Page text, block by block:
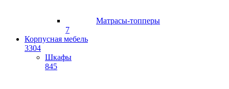
Матрасы-топперы
7
Корпусная мебель
3304
Шкафы
845